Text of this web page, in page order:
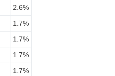
2.6%
1.7%
1.7%
1.7%
1.7%